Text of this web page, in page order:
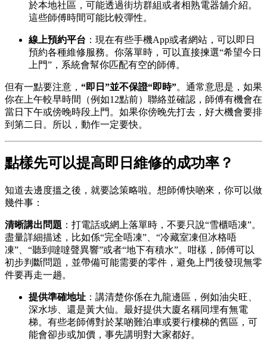
於本地社區，可能透過街坊群組或者相熟電器舖介紹。
這些師傅時間可能比較彈性。
線上預約平台 ：現在有些手機App或者網站，可以即日
預約各種維修服務。你落單時，可以直接揀選“希望今日
上門”，系統會幫你匹配有空的師傅。
但有一點要注意， “即日”並不保證“即時”。通常意思是，如果
你在上午較早時間（例如12點前）聯絡並確認，師傅有機會在
當日下午或傍晚時段上門。如果你傍晚先打去，好大機會要排
到第二日。所以，動作一定要快。
點樣先可以提高即日維修的成功率？
知道去邊度搵之後，就要諗策略啦。想師傅快啲來，你可以做
幾件事：
清晰講出問題 ：打電話或網上落單時，不要只說“雪櫃唔凍”。
盡量詳細描述，比如係“完全唔凍”、“冷藏室凍但冰格唔
凍”、“聽到噠噠聲異響”或者“地下有積水”。咁樣，師傅可以
初步判斷問題，並帶備可能需要的零件，避免上門後發現無零
件要再走一趟。
提供準確地址 ：講清楚你係在九龍邊區，例如油尖旺、
深水埗、還是黃大仙。最好提供大廈名稱同埋有無電
梯。有些老師傅對於某啲難泊車或要行樓梯的舊區，可
能會卻步或加價，事先講明對大家都好。